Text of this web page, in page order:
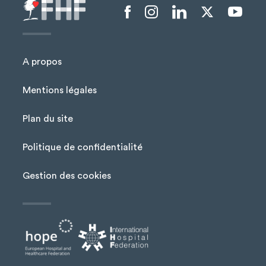
Menu Pied de page
A propos
Mentions légales
Plan du site
Politique de confidentialité
Gestion des cookies
Menu liens sociaux